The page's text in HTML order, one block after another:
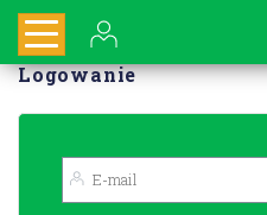
Logowanie